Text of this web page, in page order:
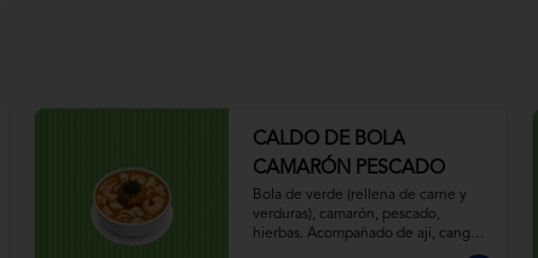
CALDO DE BOLA
CAMARÓN PESCADO
Bola de verde (rellena de carne y
verduras), camarón, pescado,
hierbas. Acompañado de ají, canguil,